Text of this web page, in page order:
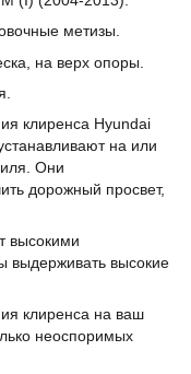
метизы.
на верх опоры.
клиренса Hyundai
на или
Они
дорожный просвет,
высокими
выдерживать высокие
клиренса на ваш
неоспоримых